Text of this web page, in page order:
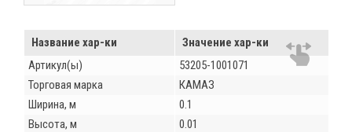
Название хар-ки
Значение хар-ки
Артикул(ы)
53205-1001071
Торговая марка
КАМАЗ
Ширина, м
0.1
Высота, м
0.01